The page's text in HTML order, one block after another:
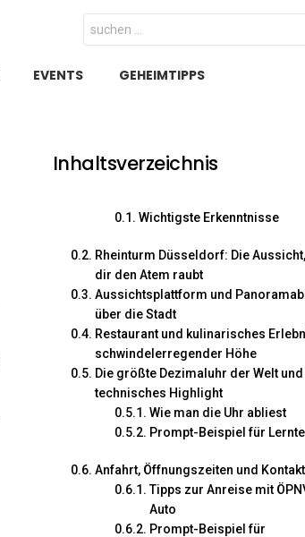
Search
for:
EVENTS GEHEIMTIPPS
Inhaltsverzeichnis
Wichtigste Erkenntnisse
Rheinturm Düsseldorf: Die
dir den Atem raubt
Aussichtsplattform und
über die Stadt
Restaurant und kulinarisches
schwindelerregender Höhe
Die größte Dezimaluhr der Welt und
technisches Highlight
Wie man die Uhr abliest
Prompt-Beispiel für
Anfahrt, Öffnungszeiten und
Tipps zur Anreise mit
Auto
Prompt-Beispiel für